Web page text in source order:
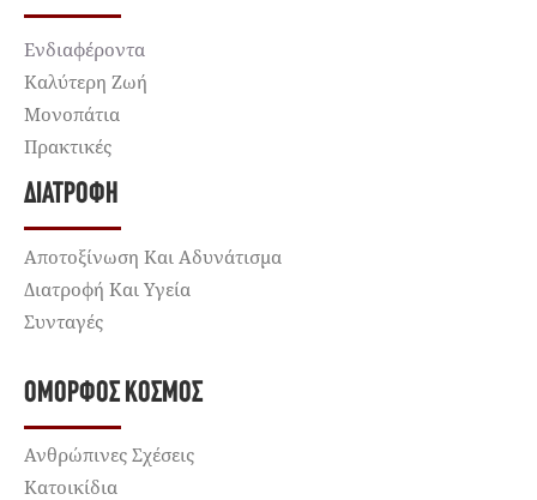
Ενδιαφέροντα
Καλύτερη Ζωή
Μονοπάτια
Πρακτικές
ΔΙΑΤΡΟΦΉ
Αποτοξίνωση Και Αδυνάτισμα
Διατροφή Και Υγεία
Συνταγές
ΌΜΟΡΦΟΣ ΚΌΣΜΟΣ
Ανθρώπινες Σχέσεις
Κατοικίδια